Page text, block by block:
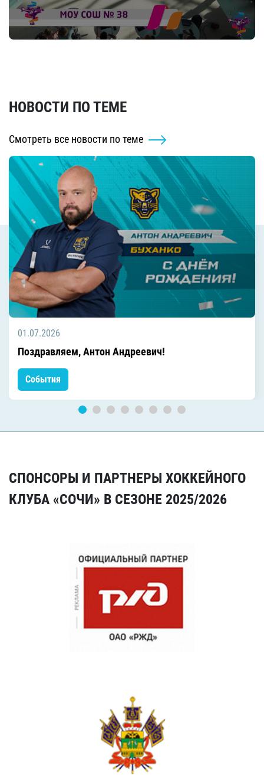
НОВОСТИ ПО ТЕМЕ
Смотреть все новости по теме
01.07.2026
Поздравляем, Антон Андреевич!
События
СПОНСОРЫ И ПАРТНЕРЫ ХОККЕЙНОГО
КЛУБА «СОЧИ» В СЕЗОНЕ 2025/2026